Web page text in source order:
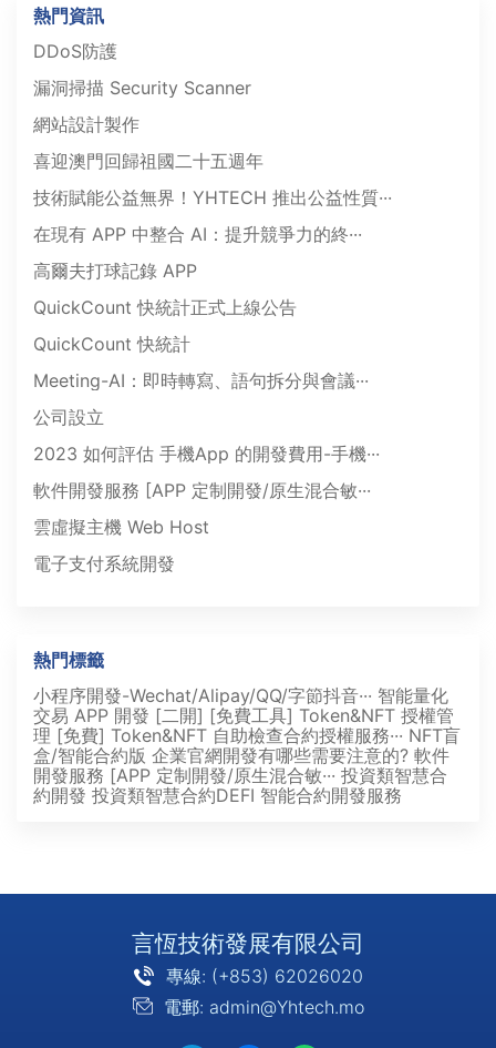
熱門資訊
DDoS防護
漏洞掃描 Security Scanner
網站設計製作
喜迎澳門回歸祖國二十五週年
技術賦能公益無界！YHTECH 推出公益性質···
在現有 APP 中整合 AI：提升競爭力的終···
高爾夫打球記錄 APP
QuickCount 快統計正式上線公告
QuickCount 快統計
Meeting-AI：即時轉寫、語句拆分與會議···
公司設立
2023 如何評估 手機App 的開發費用-手機···
軟件開發服務 [APP 定制開發/原生混合敏···
雲虛擬主機 Web Host
電子支付系統開發
熱門標籤
小程序開發-Wechat/Alipay/QQ/字節抖音··· 智能量化
交易 APP 開發 [二開] [免費工具] Token&NFT 授權管
理 [免費] Token&NFT 自助檢查合約授權服務··· NFT盲
盒/智能合約版 企業官網開發有哪些需要注意的? 軟件
開發服務 [APP 定制開發/原生混合敏··· 投資類智慧合
約開發 投資類智慧合約DEFI 智能合約開發服務
言恆技術發展有限公司
專線: (+853) 62026020
電郵: admin@Yhtech.mo